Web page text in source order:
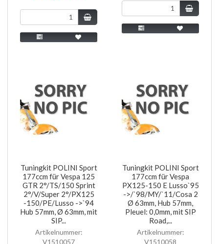
Tuningkit POLINI Sport
177ccm für Vespa 125
GTR 2°/TS/150 Sprint
2°/V/Super 2°/PX125
-150/PE/Lusso ->`94
Hub 57mm, Ø 63mm, mit
SIP...
Artikelnummer:
V1510057
Tuningkit POLINI Sport
177ccm für Vespa
PX125-150 E Lusso`95
->/`98/MY/`11/Cosa 2
Ø 63mm, Hub 57mm,
Pleuel: 0,0mm, mit SIP
Road,...
Artikelnummer:
V1510058